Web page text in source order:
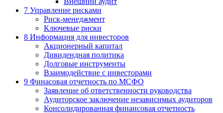
7 Управление рисками
Риск-менеджмент
Ключевые риски
8 Информация для инвесторов
Акционерный капитал
Дивидендная политика
Долговые инструменты
Взаимодействие с инвеcторами
9 Финасовая отчетность по МСФО
Заявление об ответственности руководства
Аудиторское заключение независимых аудиторов
Консолидированная финансовая отчетность